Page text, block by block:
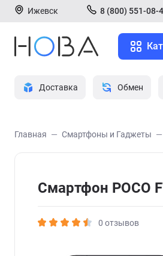
Ижевск 8 (800) 551-08-
Доставка Обмен
Главная Смартфоны и Гаджеты
Смартфон POCO
0 отзывов